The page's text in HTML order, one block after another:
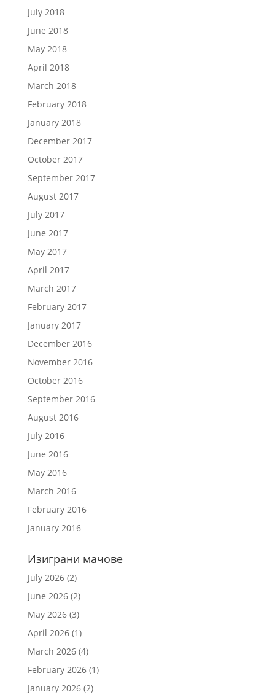
July 2018
June 2018
May 2018
April 2018
March 2018
February 2018
January 2018
December 2017
October 2017
September 2017
August 2017
July 2017
June 2017
May 2017
April 2017
March 2017
February 2017
January 2017
December 2016
November 2016
October 2016
September 2016
August 2016
July 2016
June 2016
May 2016
March 2016
February 2016
January 2016
Изиграни мачове
July 2026(2)
June 2026(2)
May 2026(3)
April 2026(1)
March 2026(4)
February 2026(1)
January 2026(2)